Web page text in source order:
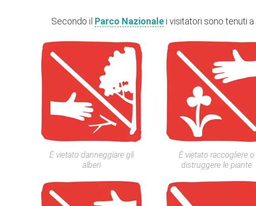
Secondo il Parco Nazionalei visitatori sono tenuti
È vietato danneggiare gli
alberi
È vietato raccogliere o
distruggere le piante